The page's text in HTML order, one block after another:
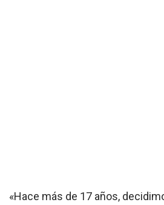
«Hace más de 17 años,